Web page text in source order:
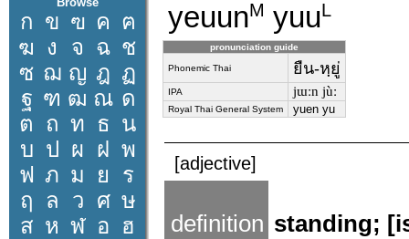
ก ข ฃ ค ฅ
ฆ ง จ ฉ ช
ซ ฌ ญ ฎ ฏ
ฐ ฑ ฒ ณ ด
ต ถ ท ธ น
บ ป ผ ฝ พ
ฟ ภ ม ย
ร
ฤ
ล ว ศ ษ
ส ห ฬ อ ฮ
yeuunM yuuL
pronunciation guide
Phonemic Thai ยืน-หฺยู่
IPA jɯːn jùː
Royal Thai General System yuen yu
[adjective]
definition standing;